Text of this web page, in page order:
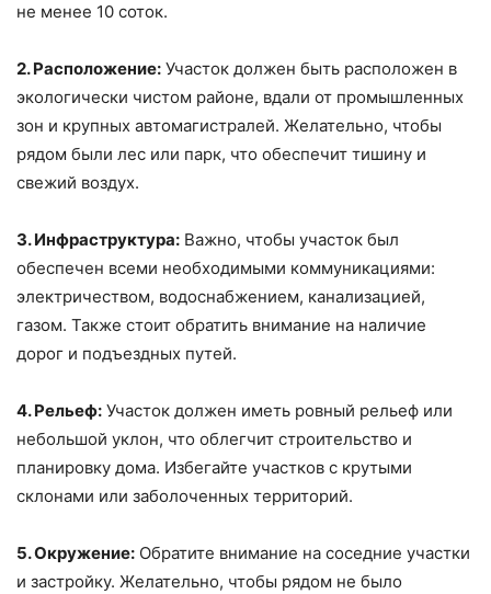
не менее 10 соток.
2. Расположение: Участок должен быть расположен в
экологически чистом районе, вдали от промышленных
зон и крупных автомагистралей. Желательно, чтобы
рядом были лес или парк, что обеспечит тишину и
свежий воздух.
3. Инфраструктура: Важно, чтобы участок был
обеспечен всеми необходимыми коммуникациями:
электричеством, водоснабжением, канализацией,
газом. Также стоит обратить внимание на наличие
дорог и подъездных путей.
4. Рельеф: Участок должен иметь ровный рельеф или
небольшой уклон, что облегчит строительство и
планировку дома. Избегайте участков с крутыми
склонами или заболоченных территорий.
5. Окружение: Обратите внимание на соседние участки
и застройку. Желательно, чтобы рядом не было